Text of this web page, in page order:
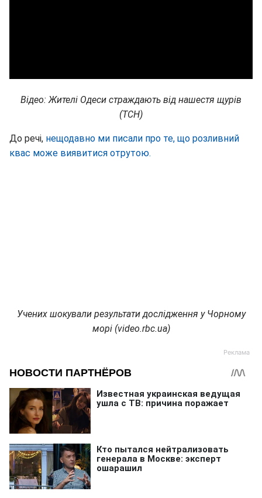
Відео: Жителі Одеси страждають від нашестя щурів
(ТСН)
До речі, нещодавно ми писали про те, що розливний
квас може виявитися отрутою.
Учених шокували результати дослідження у Чорному
морі (video.rbc.ua)